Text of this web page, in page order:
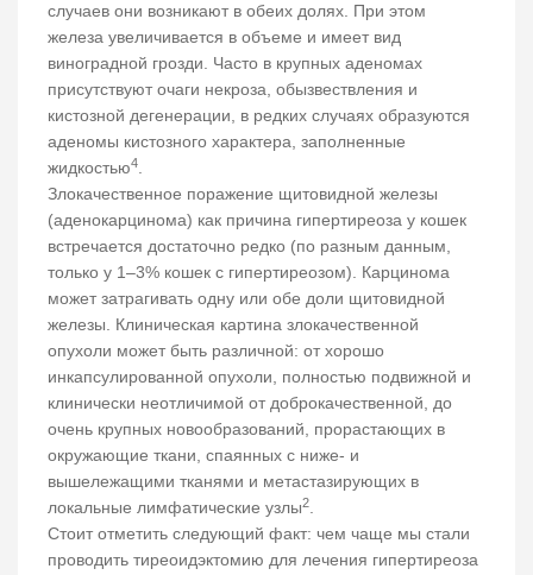
случаев они возникают в обеих долях. При этом
железа увеличивается в объеме и имеет вид
виноградной грозди. Часто в крупных аденомах
присутствуют очаги некроза, обызвествления и
кистозной дегенерации, в редких случаях образуются
аденомы кистозного характера, заполненные
жидкостью4.
Злокачественное поражение щитовидной железы
(аденокарцинома) как причина гипертиреоза у кошек
встречается достаточно редко (по разным данным,
только у 1–3% кошек с гипертиреозом). Карцинома
может затрагивать одну или обе доли щитовидной
железы. Клиническая картина злокачественной
опухоли может быть различной: от хорошо
инкапсулированной опухоли, полностью подвижной и
клинически неотличимой от доброкачественной, до
очень крупных новообразований, прорастающих в
окружающие ткани, спаянных с ниже- и
вышележащими тканями и метастазирующих в
локальные лимфатические узлы2.
Стоит отметить следующий факт: чем чаще мы стали
проводить тиреоидэктомию для лечения гипертиреоза